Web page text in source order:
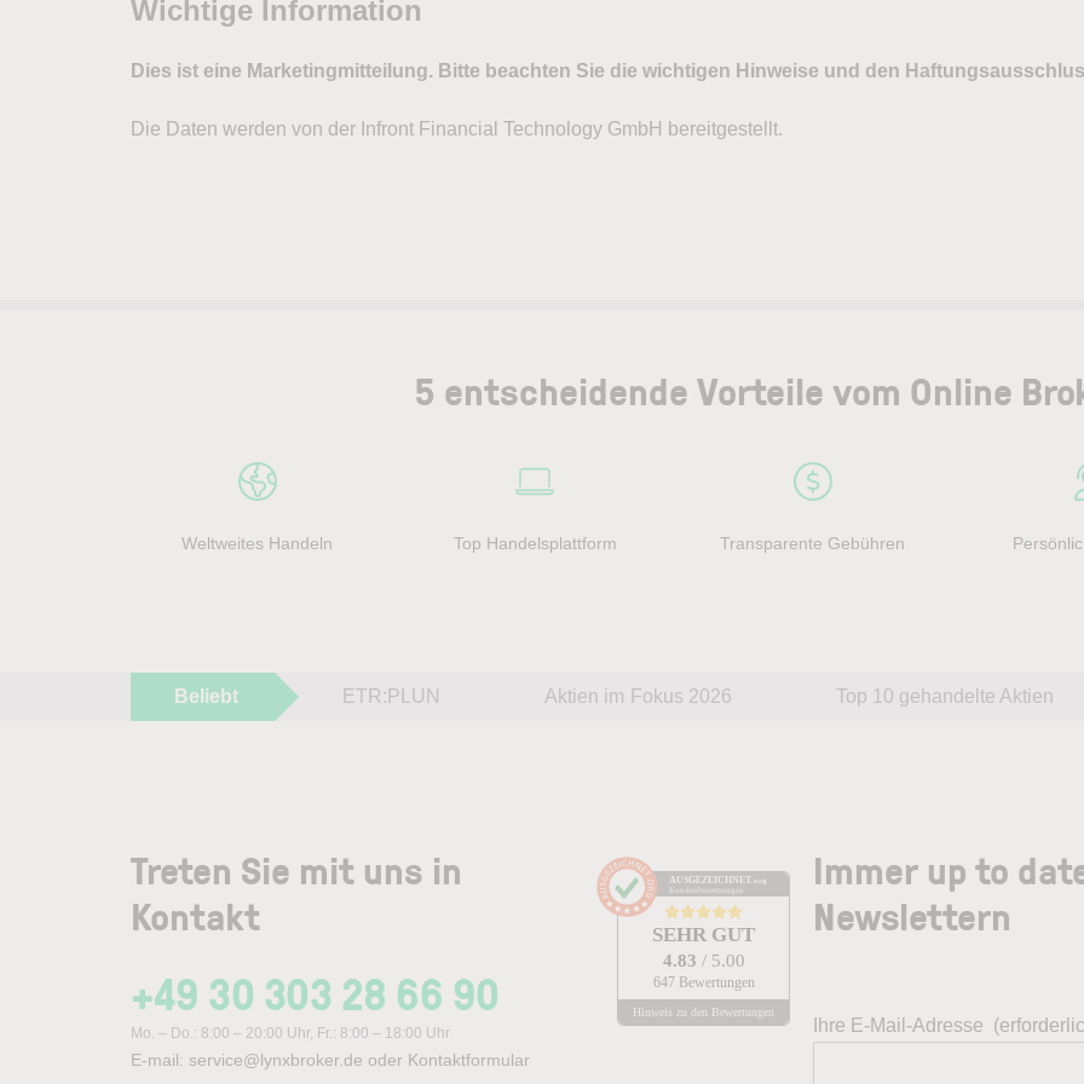
5 entscheidende Vorteile vom Online
Weltweites Handeln Top Handelsplattform Transparente Gebühren
Beliebt ETR:PLUN Aktien im Fokus 2026 Top 10 gehandelte Aktien
Treten Sie mit uns in
Kontakt
+49 30 303 28 66 90
Mo. – Do.: 8:00 – 20:00 Uhr, Fr.: 8:00 – 18:00 Uhr
E-mail: service@lynxbroker.de oder Kontaktformular
AUSGEZEICHNET.org
Kundenbewertungen
SEHR GUT
4.83 / 5.00
647 Bewertungen
Hinweis zu den Bewertungen
Immer up to
Newslettern
Ihre E-Mail-Adresse